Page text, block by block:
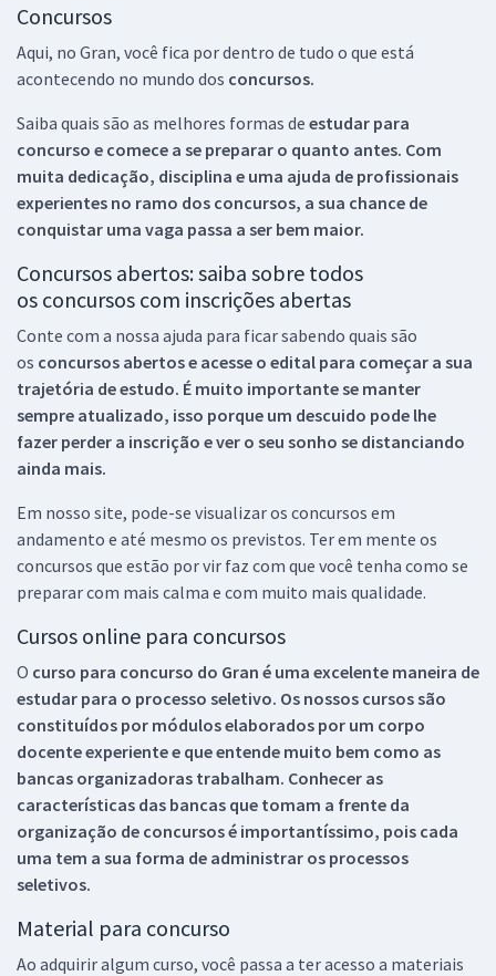
Concursos
Aqui, no Gran, você fica por dentro de tudo o que está
acontecendo no mundo dos concursos.
Saiba quais são as melhores formas de estudar para
concurso e comece a se preparar o quanto antes. Com
muita dedicação, disciplina e uma ajuda de profissionais
experientes no ramo dos concursos, a sua chance de
conquistar uma vaga passa a ser bem maior.
Concursos abertos: saiba sobre todos
os concursos com inscrições abertas
Conte com a nossa ajuda para ficar sabendo quais são
os concursos abertos e acesse o edital para começar a sua
trajetória de estudo. É muito importante se manter
sempre atualizado, isso porque um descuido pode lhe
fazer perder a inscrição e ver o seu sonho se distanciando
ainda mais.
Em nosso site, pode-se visualizar os concursos em
andamento e até mesmo os previstos. Ter em mente os
concursos que estão por vir faz com que você tenha como se
preparar com mais calma e com muito mais qualidade.
Cursos online para concursos
O curso para concurso do Gran é uma excelente maneira de
estudar para o processo seletivo. Os nossos cursos são
constituídos por módulos elaborados por um corpo
docente experiente e que entende muito bem como as
bancas organizadoras trabalham. Conhecer as
características das bancas que tomam a frente da
organização de concursos é importantíssimo, pois cada
uma tem a sua forma de administrar os processos
seletivos.
Material para concurso
Ao adquirir algum curso, você passa a ter acesso a materiais